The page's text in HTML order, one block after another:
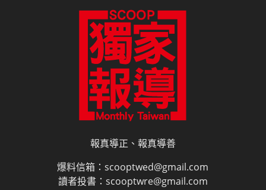
報真導正、報真導善
爆料信箱：scooptwed@gmail.com
讀者投書：scooptwre@gmail.com